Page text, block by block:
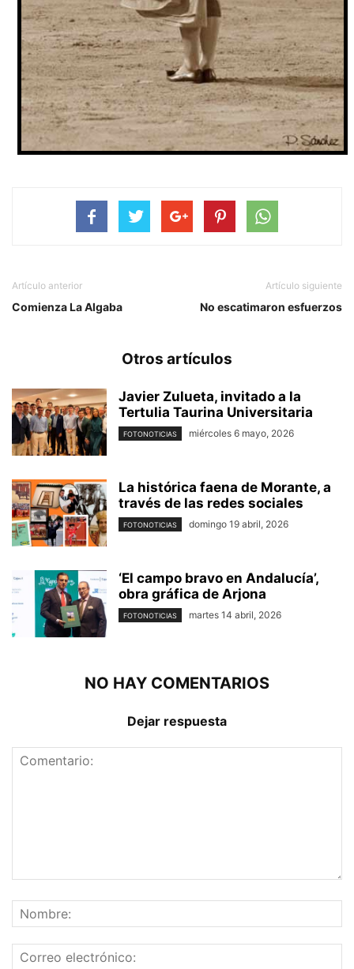
Artículo anterior
Comienza La Algaba
Artículo siguiente
No escatimaron esfuerzos
Otros artículos
Javier Zulueta, invitado a la
Tertulia Taurina Universitaria
FOTONOTICIAS miércoles 6 mayo, 2026
La histórica faena de Morante, a
través de las redes sociales
FOTONOTICIAS domingo 19 abril, 2026
‘El campo bravo en Andalucía’,
obra gráfica de Arjona
FOTONOTICIAS martes 14 abril, 2026
NO HAY COMENTARIOS
Dejar respuesta